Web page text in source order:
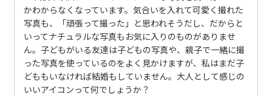
かわからなくなっています。気合いを入れて可愛く撮れた
写真も、「頑張って撮った」と思われそうだし、だからと
いってナチュラルな写真もお気に入りのものがありませ
ん。子どもがいる友達は子どもの写真や、親子で一緒に撮
った写真を使っているのをよく見かけますが、私はまだ子
どももいなければ結婚もしていません。大人として感じの
いいアイコンって何でしょうか？